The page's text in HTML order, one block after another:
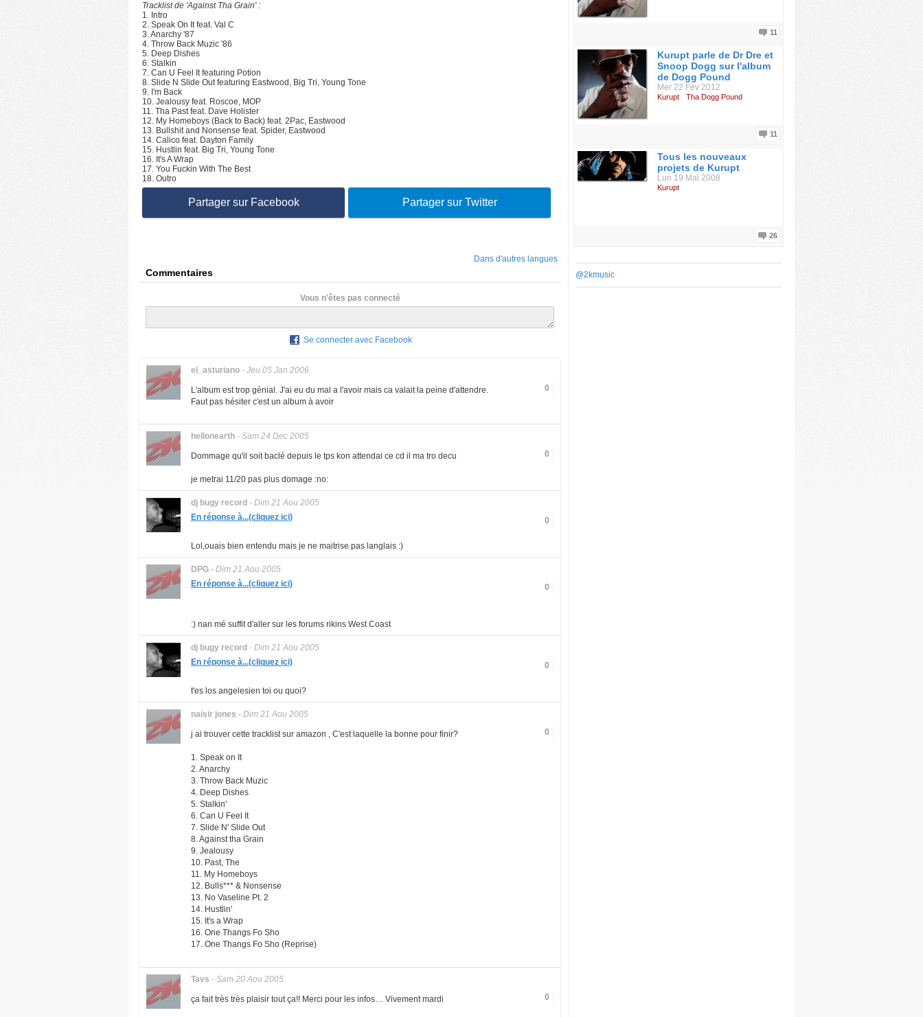
Tracklist de 'Against Tha Grain' :
1. Intro
2. Speak On It feat. Val C
3. Anarchy '87
4. Throw Back Muzic '86
5. Deep Dishes
6. Stalkin
7. Can U Feel It featuring Potion
8. Slide N Slide Out featuring Eastwood, Big Tri, Young Tone
9. I'm Back
10. Jealousy feat. Roscoe, MOP
11. Tha Past feat. Dave Holister
12. My Homeboys (Back to Back) feat. 2Pac, Eastwood
13. Bullshit and Nonsense feat. Spider, Eastwood
14. Calico feat. Dayton Family
15. Hustlin feat. Big Tri, Young Tone
16. It's A Wrap
17. You Fuckin With The Best
18. Outro
Partager sur Facebook Partager sur Twitter
Dans d'autres langues
Commentaires
Vous n'êtes pas connecté
Se connecter avec Facebook
el_asturiano - Jeu 05 Jan 2006
0
L'album est trop génial. J'ai eu du mal a l'avoir mais ca valait la peine d'attendre.
Faut pas hésiter c'est un album à avoir
hellonearth - Sam 24 Dec 2005
0
Dommage qu'il soit baclé depuis le tps kon attendai ce cd il ma tro decu
je metrai 11/20 pas plus domage :no:
dj bugy record - Dim 21 Aou 2005
0
En réponse à...(cliquez ici)
Lol,ouais bien entendu mais je ne maitrise pas langlais :)
DPG - Dim 21 Aou 2005
0
En réponse à...(cliquez ici)
:) nan mé suffit d'aller sur les forums rikins West Coast
dj bugy record - Dim 21 Aou 2005
0
En réponse à...(cliquez ici)
t'es los angelesien toi ou quoi?
naisir jones - Dim 21 Aou 2005
0
j ai trouver cette tracklist sur amazon , C'est laquelle la bonne pour finir?
1. Speak on It
2. Anarchy
3. Throw Back Muzic
4. Deep Dishes
5. Stalkin'
6. Can U Feel It
7. Slide N' Slide Out
8. Against tha Grain
9. Jealousy
10. Past, The
11. My Homeboys
12. Bulls*** & Nonsense
13. No Vaseline Pt. 2
14. Hustlin'
15. It's a Wrap
16. One Thangs Fo Sho
17. One Thangs Fo Sho (Reprise)
Tavs - Sam 20 Aou 2005
0
ça fait très très plaisir tout ça!! Merci pour les infos… Vivement mardi
11
Kurupt parle de Dr Dre et
Snoop Dogg sur l'album
de Dogg Pound
Mer 22 Fev 2012
Kurupt Tha Dogg Pound
11
Tous les nouveaux
projets de Kurupt
Lun 19 Mai 2008
Kurupt
26
@2kmusic